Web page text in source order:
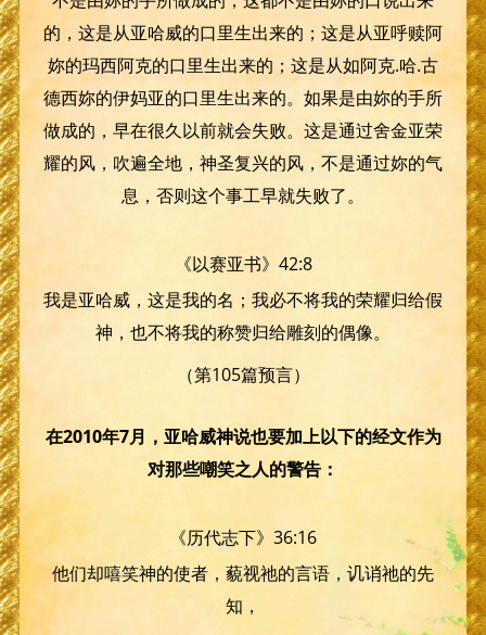
的，这是从亚哈威的口里生出来的；这是从亚呼赎阿
妳的玛西阿克的口里生出来的；这是从如阿克.哈.古
德西妳的伊妈亚的口里生出来的。如果是由妳的手所
做成的，早在很久以前就会失败。这是通过舍金亚荣
耀的风，吹遍全地，神圣复兴的风，不是通过妳的气
息，否则这个事工早就失败了。
《以赛亚书》42:8
我是亚哈威，这是我的名；我必不将我的荣耀归给假
神，也不将我的称赞归给雕刻的偶像。
（第105篇预言）
在2010年7月，亚哈威神说也要加上以下的经文作为
对那些嘲笑之人的警告：
《历代志下》36:16
他们却嘻笑神的使者，藐视祂的言语，讥诮祂的先
知，